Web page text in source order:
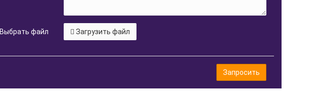
Выбрать файл Загрузить файл
Запросить